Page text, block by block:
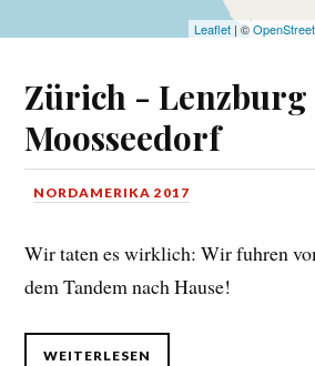
Leaflet | ©
Zürich -
Moosseedorf
NORDAMERIKA 2017
Wir taten es wirklich: Wir fuhren
dem Tandem nach Hause!
WEITERLESEN